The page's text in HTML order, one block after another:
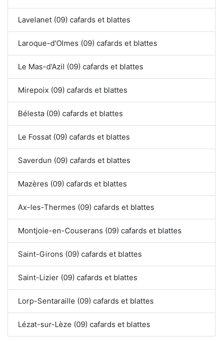
Lavelanet (09) cafards et blattes
Laroque-d'Olmes (09) cafards et blattes
Le Mas-d'Azil (09) cafards et blattes
Mirepoix (09) cafards et blattes
Bélesta (09) cafards et blattes
Le Fossat (09) cafards et blattes
Saverdun (09) cafards et blattes
Mazères (09) cafards et blattes
Ax-les-Thermes (09) cafards et blattes
Montjoie-en-Couserans (09) cafards et blattes
Saint-Girons (09) cafards et blattes
Saint-Lizier (09) cafards et blattes
Lorp-Sentaraille (09) cafards et blattes
Lézat-sur-Lèze (09) cafards et blattes